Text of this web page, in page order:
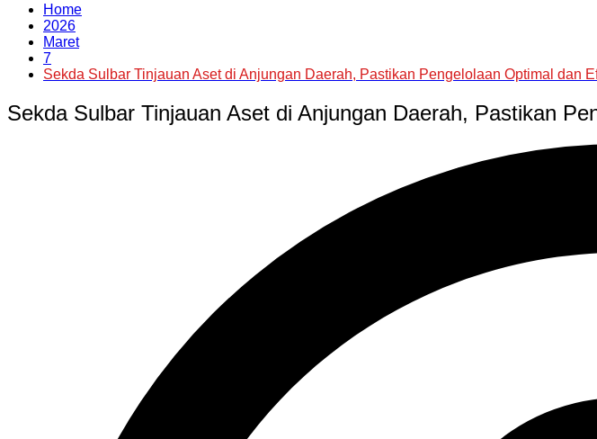
Home
2026
Maret
7
Sekda Sulbar Tinjauan Aset di Anjungan Daerah, Pastikan Pengelolaan Optimal dan
Sekda Sulbar Tinjauan Aset di Anjungan Daerah, Pastikan